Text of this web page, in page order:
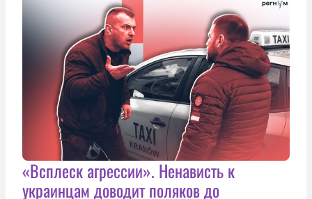
«Всплеск агрессии». Ненависть к
украинцам доводит поляков до